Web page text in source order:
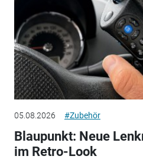
05.08.2026 #Zubehör
Blaupunkt: Neue
im Retro-Look